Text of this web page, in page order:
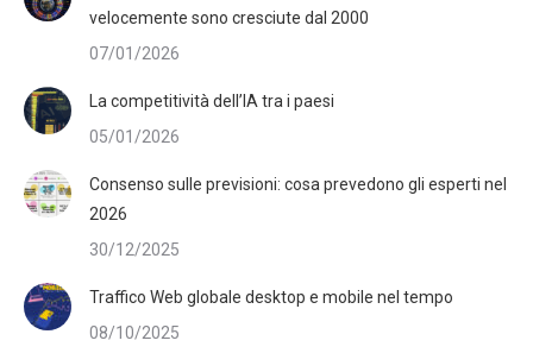
velocemente sono cresciute dal 2000
07/01/2026
La competitività dell’IA tra i paesi
05/01/2026
Consenso sulle previsioni: cosa prevedono gli esperti nel
2026
30/12/2025
Traffico Web globale desktop e mobile nel tempo
08/10/2025